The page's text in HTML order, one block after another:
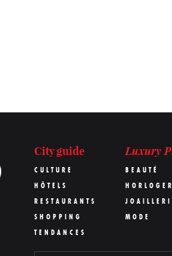
City guide
CULTURE
HÔTELS
RESTAURANTS
SHOPPING
TENDANCES
Luxury
BEAUTÉ
MODE